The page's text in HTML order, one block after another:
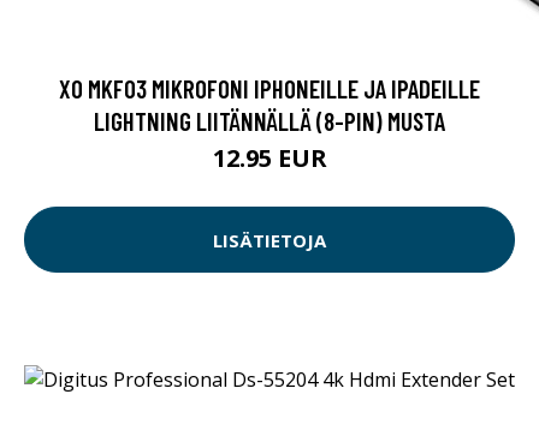
XO MKF03 MIKROFONI IPHONEILLE JA IPADEILLE
LIGHTNING LIITÄNNÄLLÄ (8-PIN) MUSTA
12.95 EUR
LISÄTIETOJA